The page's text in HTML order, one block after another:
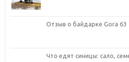
Отзыв о байдарке Gora 63
Что едят синицы: сало,